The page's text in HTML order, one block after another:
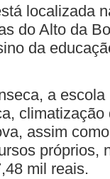
localizada
do Alto da
da
a
assim
próprios,
mil reais.